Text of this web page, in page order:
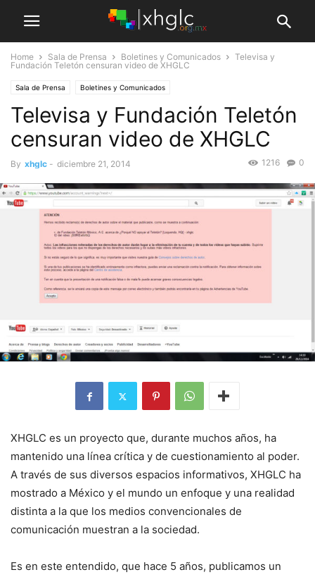
Home Sala de Prensa Boletines y Comunicados
Televisa y
Fundación Teletón censuran video de XHGLC
Sala de Prensa Boletines y Comunicados
Televisa y Fundación Teletón
censuran video de XHGLC
By xhglc - diciembre 21, 2014 0
1216
XHGLC es un proyecto que, durante muchos años, ha
mantenido una línea crítica y de cuestionamiento al poder.
A través de sus diversos espacios informativos, XHGLC ha
mostrado a México y el mundo un enfoque y una realidad
distinta a la que los medios convencionales de
comunicación muestran a la sociedad.
Es en este entendido, que hace 5 años, publicamos un